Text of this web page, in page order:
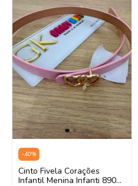
-40%
Cinto Fivela Corações
Infantil Menina Infanti 89076